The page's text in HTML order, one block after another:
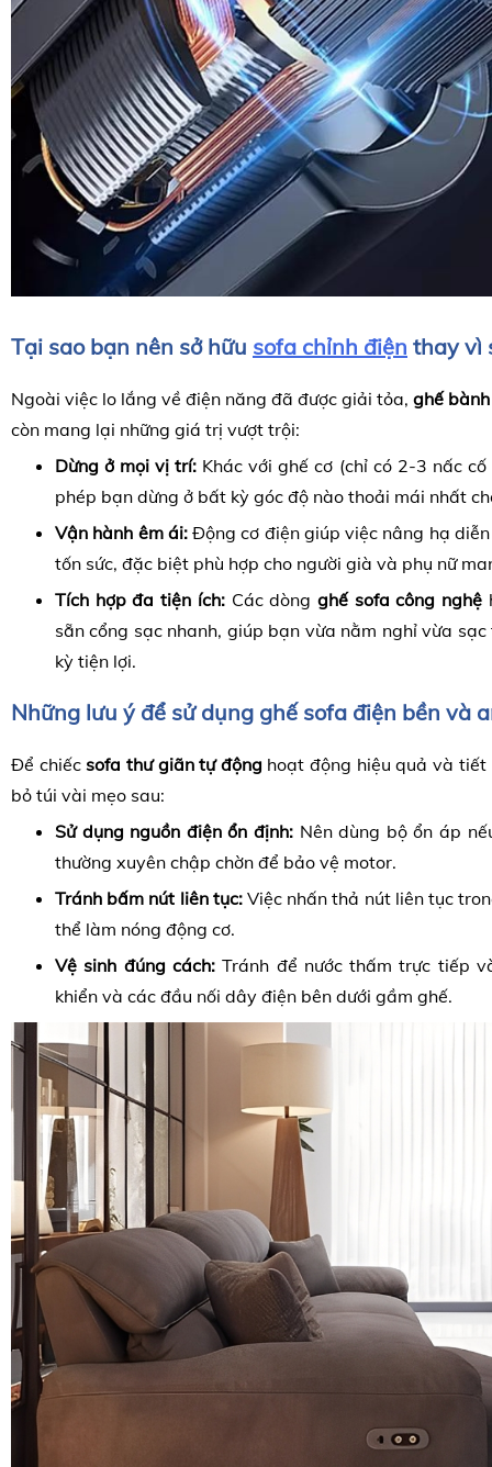
Tại sao bạn nên sở hữu sofa chỉnh điện thay vì
Ngoài việc lo lắng về điện năng đã được giải tỏa, ghế
còn mang lại những giá trị vượt trội:
Dừng ở mọi vị trí: Khác với ghế cơ (chỉ có 2-3 nấc
phép bạn dừng ở bất kỳ góc độ nào thoải mái nhất
Vận hành êm ái:Động cơ điện giúp việc nâng hạ
tốn sức, đặc biệt phù hợp cho người già và phụ nữ
Tích hợp đa tiện ích:Các dòngghế sofa công nghệ
sẵn cổng sạc nhanh, giúp bạn vừa nằm nghỉ vừa
kỳ tiện lợi.
Những lưu ý để sử dụng ghế sofa điện bền và
Để chiếcsofa thư giãn tự động hoạt động hiệu quả và tiết
bỏ túi vài mẹo sau:
Sử dụng nguồn điện ổn định: Nên dùng bộ ổn áp
thường xuyên chập chờn để bảo vệ motor.
Tránh bấm nút liên tục:Việc nhấn thả nút liên tục
thể làm nóng động cơ.
Vệ sinh đúng cách:Tránh để nước thấm trực tiếp
khiển và các đầu nối dây điện bên dưới gầm ghế.